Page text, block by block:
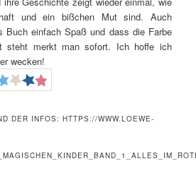
und ein bißchen Mut sind. Auch
Buch einfach Spaß und dass die Farbe
steht merkt man sofort. Ich hoffe ich
wecken!
DER INFOS: HTTPS://WWW.LOEWE-